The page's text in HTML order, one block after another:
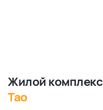
Жилой комплекс
Tao